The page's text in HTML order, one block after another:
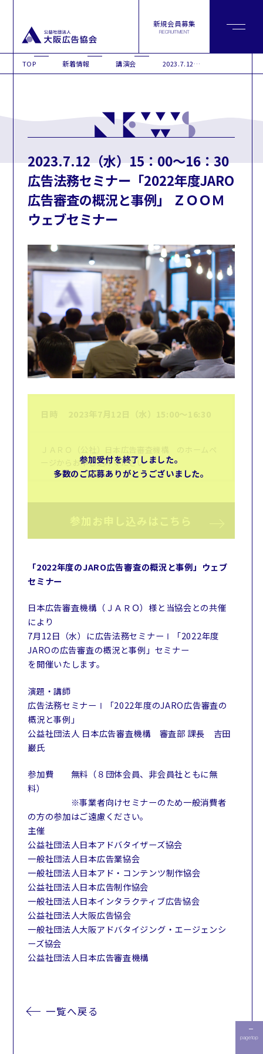
新規会員募集
RECRUITMENT
TOP 新着情報 講演会 2023.7.12（水）15：00～16：30 広告法務セミナー「2022年度JARO広告審査の概況と事例」 ＺＯＯＭウェブセミナー
2023.7.12（水）15：00～16：30
広告法務セミナー「2022年度JARO
広告審査の概況と事例」 ＺＯＯＭ
ウェブセミナー
日時 2023年7月12日（水）15:00～16:30
ＪＡＲＯ（公社）日本広告審査機構 のホームペ
ージからお申し込みください
参加お申し込みはこちら
参加受付を終了しました。
多数のご応募ありがとうございました。
「2022年度のJARO広告審査の概況と事例」ウェブ
セミナー
日本広告審査機構（ＪＡＲＯ）様と当協会との共催
により
7月12日（水）に広告法務セミナーⅠ「2022年度
JAROの広告審査の概況と事例」セミナー
を開催いたします。
演題・講師
広告法務セミナーⅠ「2022年度のJARO広告審査の
概況と事例」
公益社団法人 日本広告審査機構 審査部 課長 吉田
巌氏
参加費 無料（８団体会員、非会員社ともに無
料）
※事業者向けセミナーのため一般消費者
の方の参加はご遠慮ください。
主催
公益社団法人日本アドバタイザーズ協会
一般社団法人日本広告業協会
一般社団法人日本アド・コンテンツ制作協会
公益社団法人日本広告制作協会
一般社団法人日本インタラクティブ広告協会
公益社団法人大阪広告協会
一般社団法人大阪アドバタイジング・エージェンシ
ーズ協会
公益社団法人日本広告審査機構
一覧へ戻る
page top